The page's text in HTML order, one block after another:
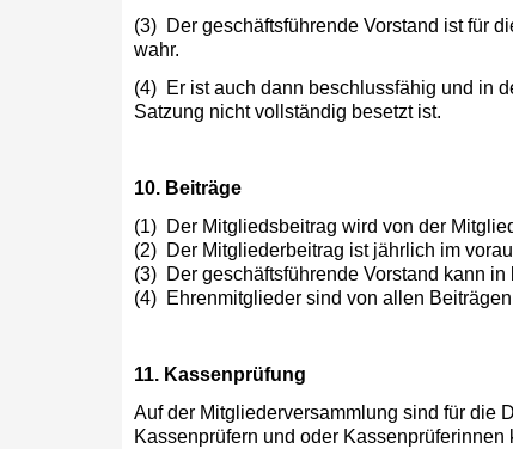
(3) Der geschäftsführende Vorstand ist für
wahr.
(4) Er ist auch dann beschlussfähig und in
Satzung nicht voll­ständig besetzt ist.
10. Beiträge
(1) Der Mitgliedsbeitrag wird von der
(2) Der Mitgliederbeitrag ist jährlich im
(3) Der geschäftsführende Vorstand kann
(4) Ehrenmitglieder sind von allen
11. Kassenprüfung
Auf der Mitgliederversammlung sind für die
Kassenprüfern und oder